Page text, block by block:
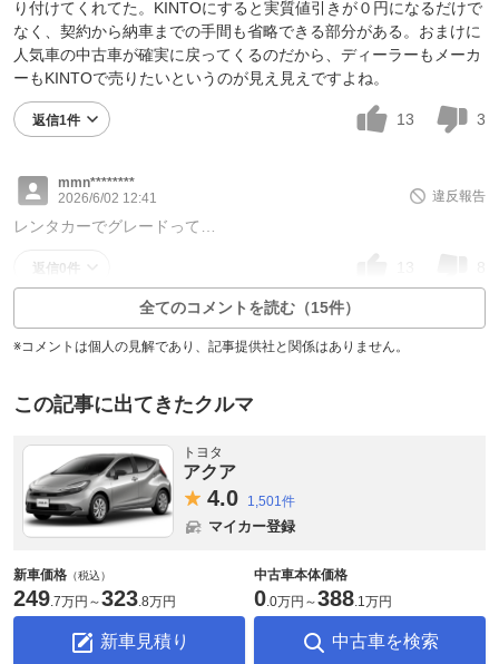
り付けてくれてた。KINTOにすると実質値引きが０円になるだけで
なく、契約から納車までの手間も省略できる部分がある。おまけに
人気車の中古車が確実に戻ってくるのだから、ディーラーもメーカ
ーもKINTOで売りたいというのが見え見えですよね。
返信1件 13 3
mmn********
2026/6/02 12:41
違反報告
レンタカーでグレードって…
返信0件
全てのコメントを読む（15件）
※コメントは個人の見解であり、記事提供社と関係はありません。
この記事に出てきたクルマ
トヨタ
アクア
4.0 1,501件
マイカー登録
新車価格 （税込）
249.7万円 ～323.8万円
新車見積り
中古車本体価格
0.0万円 ～388.1万円
中古車を検索